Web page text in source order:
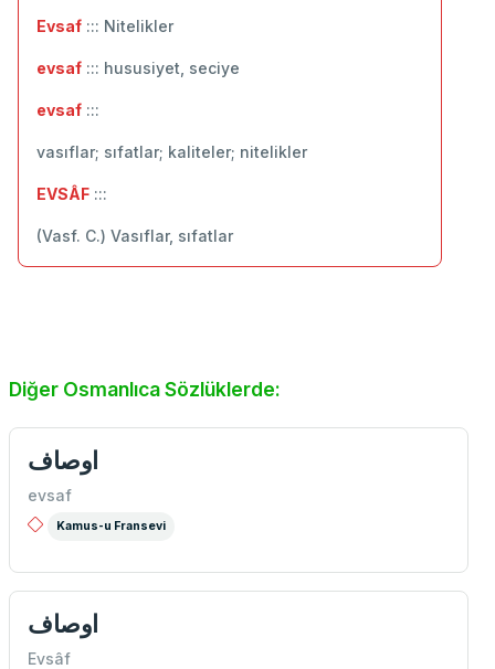
Evsaf ::: Nitelikler
evsaf ::: hususiyet, seciye
evsaf :::
vasıflar; sıfatlar; kaliteler; nitelikler
EVSÂF :::
(Vasf. C.) Vasıflar, sıfatlar
Diğer Osmanlıca Sözlüklerde:
اوصاف
evsaf
Kamus-u Fransevi
اوصاف
Evsâf